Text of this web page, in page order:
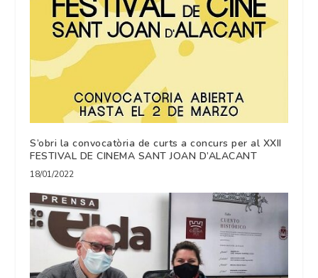
S’obri la convocatòria de curts a concurs per al XXII
FESTIVAL DE CINEMA SANT JOAN D’ALACANT
18/01/2022